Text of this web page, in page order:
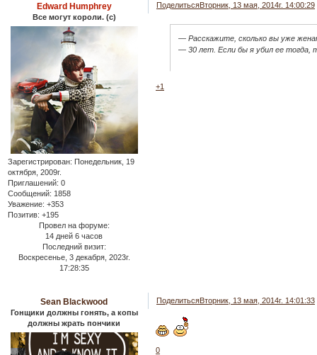
ПоделитьсяВторник, 13 мая, 2014г. 14:00:29
Edward Humphrey
Все могут короли. (с)
Зарегистрирован: Понедельник, 19
октября, 2009г.
Приглашений: 0
Сообщений: 1858
Уважение: +353
Позитив: +195
Провел на форуме:
14 дней 6 часов
Последний визит:
Воскресенье, 3 декабря, 2023г.
17:28:35
— Расскажите, сколько вы уже
— 30 лет. Если бы я убил ее тогда,
+1
ПоделитьсяВторник, 13 мая, 2014г. 14:01:33
Sean Blackwood
Гонщики должны гонять, а копы
должны жрать пончики
0